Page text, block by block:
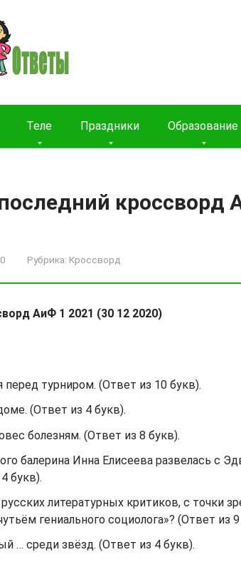
Теле Праздники Образование
кроссворд
Рубрика: Кроссворд
АиФ 1 2021 (30 12 2020)
перед турниром. (Ответ из 10 букв).
(Ответ из 4 букв).
болезням. (Ответ из 8 букв).
балерина Инна Елисеева развелась с
букв).
литературных критиков, с точки
гениального социолога»? (Ответ из
… среди звёзд. (Ответ из 4 букв).